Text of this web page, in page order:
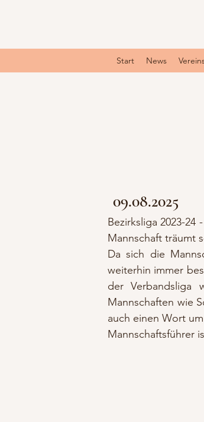
Start News
09.08.2025
​​​​​​​​Bezirksliga 2023-24
Mannschaft träumt
Da sich die
weiterhin immer
der Verbandsliga
Mannschaften wie
auch einen Wort
Mannschaftsführer